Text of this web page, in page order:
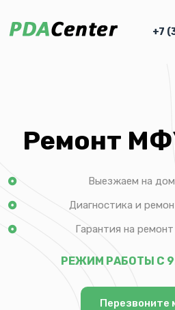
+7
Ремонт
Выезжаем на
Диагностика и
Гарантия на
РЕЖИМ РАБОТЫ С
Перезвоните